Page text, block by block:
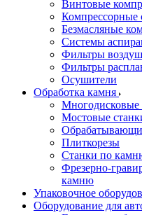
Винтовые
Компрессорные
Безмасляные
Системы
Фильтры
Фильтры
Осушители
Обработка камня
Многодисковые
Мостовые
Плиткорезы
Станки по
Фрезерно-
камню
Упаковочное
Оборудование для